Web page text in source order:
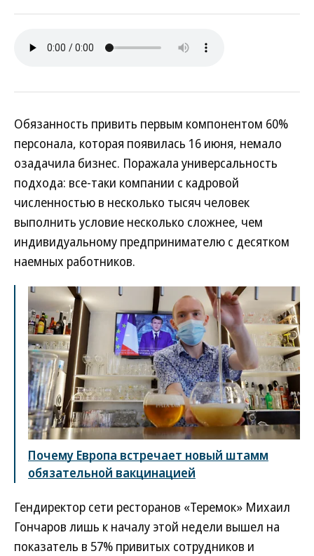
Обязанность привить первым компонентом 60%
персонала, которая появилась 16 июня, немало
озадачила бизнес. Поражала универсальность
подхода: все-таки компании с кадровой
численностью в несколько тысяч человек
выполнить условие несколько сложнее, чем
индивидуальному предпринимателю с десятком
наемных работников.
Почему Европа встречает новый штамм
обязательной вакцинацией
Гендиректор сети ресторанов «Теремок» Михаил
Гончаров лишь к началу этой недели вышел на
показатель в 57% привитых сотрудников и